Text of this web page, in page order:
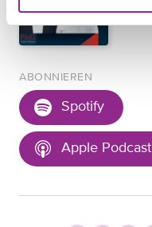
ABONNIEREN
Spotify
Apple Podcast